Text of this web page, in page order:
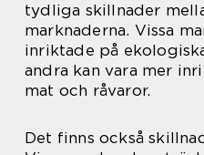
tydliga skillnader
marknaderna. Vissa
inriktade på
andra kan vara mer
mat och råvaror.
Det finns också